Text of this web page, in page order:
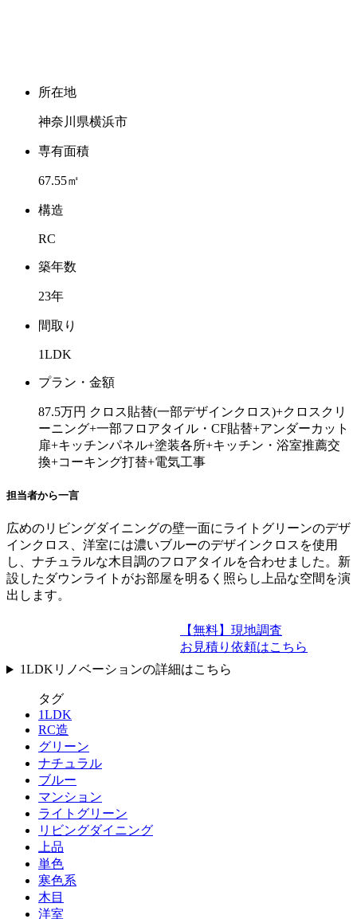
所在地
神奈川県横浜市
専有面積
67.55㎡
構造
RC
築年数
23年
間取り
1LDK
プラン・金額
87.5万円 クロス貼替(一部デザインクロス)+クロスクリ
ーニング+一部フロアタイル・CF貼替+アンダーカット
扉+キッチンパネル+塗装各所+キッチン・浴室推薦交
換+コーキング打替+電気工事
担当者から一言
広めのリビングダイニングの壁一面にライトグリーンのデザ
インクロス、洋室には濃いブルーのデザインクロスを使用
し、ナチュラルな木目調のフロアタイルを合わせました。新
設したダウンライトがお部屋を明るく照らし上品な空間を演
出します。
【無料】現地調査
お見積り依頼はこちら
1LDKリノベーションの詳細はこちら
タグ
1LDK
RC造
グリーン
ナチュラル
ブルー
マンション
ライトグリーン
リビングダイニング
上品
単色
寒色系
木目
洋室